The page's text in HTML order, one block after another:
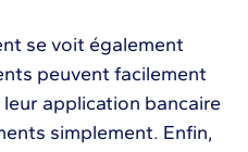
se voit également
peuvent facilement
leur application bancaire
simplement. Enfin,